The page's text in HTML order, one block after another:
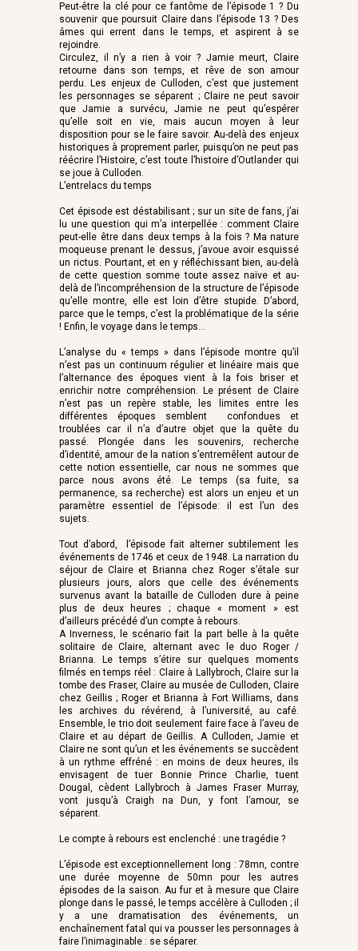
Peut-être la clé pour ce fantôme de l’épisode 1 ? Du
souvenir que poursuit Claire dans l’épisode 13 ? Des
âmes qui errent dans le temps, et aspirent à se
rejoindre.
Circulez, il n’y a rien à voir ? Jamie meurt, Claire
retourne dans son temps, et rêve de son amour
perdu. Les enjeux de Culloden, c’est que justement
les personnages se séparent ; Claire ne peut savoir
que Jamie a survécu, Jamie ne peut qu’espérer
qu’elle soit en vie, mais aucun moyen à leur
disposition pour se le faire savoir. Au-delà des enjeux
historiques à proprement parler, puisqu’on ne peut pas
réécrire l’Histoire, c’est toute l’histoire d’Outlander qui
se joue à Culloden.
L’entrelacs du temps
Cet épisode est déstabilisant ; sur un site de fans, j’ai
lu une question qui m’a interpellée : comment Claire
peut-elle être dans deux temps à la fois ? Ma nature
moqueuse prenant le dessus, j’avoue avoir esquissé
un rictus. Pourtant, et en y réfléchissant bien, au-delà
de cette question somme toute assez naïve et au-
delà de l’incompréhension de la structure de l’épisode
qu’elle montre, elle est loin d’être stupide. D’abord,
parce que le temps, c’est la problématique de la série
! Enfin, le voyage dans le temps…
L’analyse du « temps » dans l’épisode montre qu’il
n’est pas un continuum régulier et linéaire mais que
l’alternance des époques vient à la fois briser et
enrichir notre compréhension. Le présent de Claire
n’est pas un repère stable, les limites entre les
différentes époques semblent confondues et
troublées car il n’a d’autre objet que la quête du
passé. Plongée dans les souvenirs, recherche
d’identité, amour de la nation s’entremêlent autour de
cette notion essentielle, car nous ne sommes que
parce nous avons été. Le temps (sa fuite, sa
permanence, sa recherche) est alors un enjeu et un
paramètre essentiel de l’épisode: il est l’un des
sujets.
Tout d’abord, l’épisode fait alterner subtilement les
événements de 1746 et ceux de 1948. La narration du
séjour de Claire et Brianna chez Roger s’étale sur
plusieurs jours, alors que celle des événements
survenus avant la bataille de Culloden dure à peine
plus de deux heures ; chaque « moment » est
d’ailleurs précédé d’un compte à rebours.
A Inverness, le scénario fait la part belle à la quête
solitaire de Claire, alternant avec le duo Roger /
Brianna. Le temps s’étire sur quelques moments
filmés en temps réel : Claire à Lallybroch, Claire sur la
tombe des Fraser, Claire au musée de Culloden, Claire
chez Geillis ; Roger et Brianna à Fort Williams, dans
les archives du révérend, à l’université, au café.
Ensemble, le trio doit seulement faire face à l’aveu de
Claire et au départ de Geillis. A Culloden, Jamie et
Claire ne sont qu’un et les événements se succèdent
à un rythme effréné : en moins de deux heures, ils
envisagent de tuer Bonnie Prince Charlie, tuent
Dougal, cèdent Lallybroch à James Fraser Murray,
vont jusqu’à Craigh na Dun, y font l’amour, se
séparent.
Le compte à rebours est enclenché : une tragédie ?
L’épisode est exceptionnellement long : 78mn, contre
une durée moyenne de 50mn pour les autres
épisodes de la saison. Au fur et à mesure que Claire
plonge dans le passé, le temps accélère à Culloden ; il
y a une dramatisation des événements, un
enchaînement fatal qui va pousser les personnages à
faire l’inimaginable : se séparer.